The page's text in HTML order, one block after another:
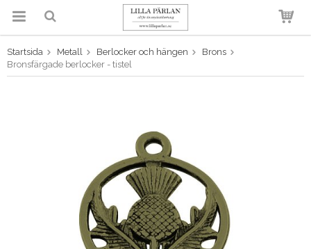
Produkten har blivit tillagd i
varukorgen
Startsida Metall Berlocker och hängen
Brons
Bronsfärgade berlocker - tistel